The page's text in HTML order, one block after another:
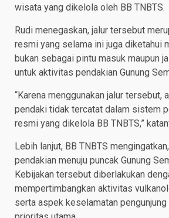
wisata yang dikelola oleh BB TNBTS.
Rudi menegaskan, jalur tersebut
resmi yang selama ini juga diketahui
bukan sebagai pintu masuk maupun
untuk aktivitas pendakian Gunung
“Karena menggunakan jalur tersebut,
pendaki tidak tercatat dalam sistem
resmi yang dikelola BB TNBTS,”
Lebih lanjut, BB TNBTS
pendakian menuju puncak Gunung
Kebijakan tersebut diberlakukan
mempertimbangkan aktivitas
serta aspek keselamatan